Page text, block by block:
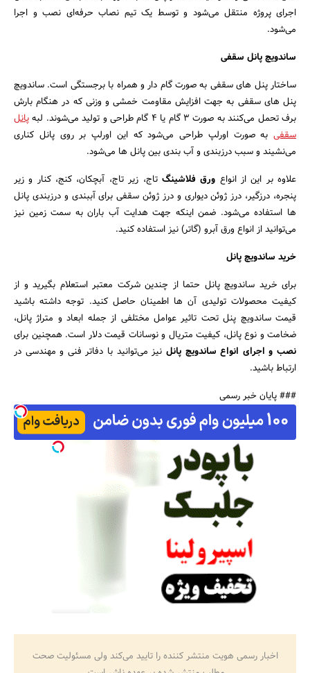
اجرای پروژه منتقل می‌شود و توسط یک تیم نصاب حرفه‌ای نصب و اجرا
می‌شود.
ساندویچ پانل سقفی
ساختار پنل های سقفی به صورت گام دار و همراه با برجستگی است. ساندویچ
پنل های سقفی به جهت افزایش مقاومت خمشی و وزنی که در هنگام بارش
برف تحمل می‌کنند به صورت 3 گام یا 4 گام طراحی و تولید می‌شوند. لبه
پانل
سقفی به صورت اورلپ طراحی می‌شود که این اورلپ بر روی پانل کناری
می‌نشیند و سبب درزبندی و آب بندی بین پانل ها می‌شود.
علاوه بر این از انواع ورق فلاشینگ تاج، زیر تاج، آبچکان، کنج، کنار و زیر
پنجره، درزگیر، درز ژوئن دیواری و درز ژوئن سقفی برای آببندی و درزبندی پانل
ها استفاده می‌شود. ضمن اینکه جهت هدایت آب باران به سمت زمین نیز
می‌توانید از انواع ورق آبرو (گاتر) نیز استفاده کنید.
خرید ساندویچ پانل
برای خرید ساندویچ پانل حتما از چندین شرکت معتبر استعلام بگیرید و از
کیفیت محصولات تولیدی آن ها اطمینان حاصل کنید. توجه داشته باشید
قیمت ساندویچ پنل تحت تاثیر عوامل مختلفی از جمله ابعاد و متراژ پانل،
ضخامت و نوع پانل، کیفیت متریال و نوسانات قیمت دلار است. همچنین برای
نصب و اجرای انواع ساندویچ پانل نیز می‌توانید با دفاتر فنی و مهندسی در
ارتباط باشید.
### پایان خبر رسمی
اخبار رسمی هویت منتشر کننده را تایید می‌کند ولی مسئولیت صحت